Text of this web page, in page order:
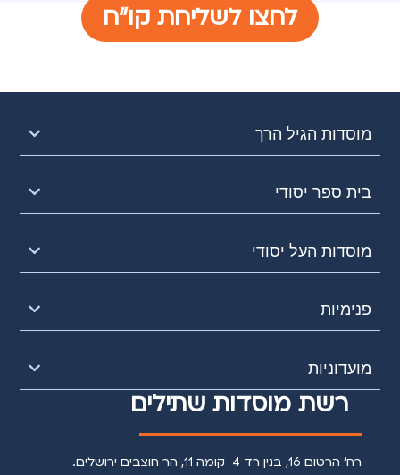
לחצו לשליחת קו"ח
מוסדות הגיל הרך
בית ספר יסודי
מוסדות העל יסודי
פנימיות
מועדוניות
רשת מוסדות שתילים
רח' הרטום 16, בנין רד 4 קומה 11, הר חוצבים ירושלים.